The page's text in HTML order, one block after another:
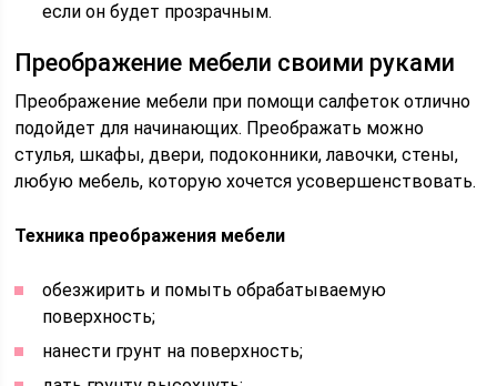
если он будет прозрачным.
Преображение мебели своими руками
Преображение мебели при помощи салфеток отлично
подойдет для начинающих. Преображать можно
стулья, шкафы, двери, подоконники, лавочки, стены,
любую мебель, которую хочется усовершенствовать.
Техника преображения мебели
обезжирить и помыть обрабатываемую
поверхность;
нанести грунт на поверхность;